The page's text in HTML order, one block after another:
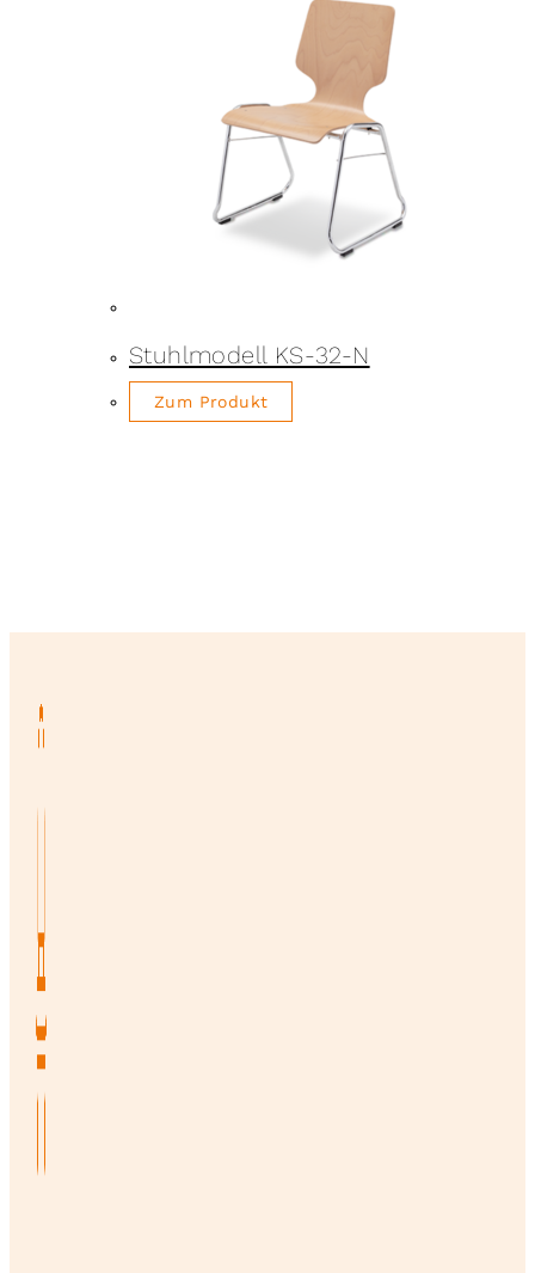
Stuhlmodell KS-32-N
Zum Produkt